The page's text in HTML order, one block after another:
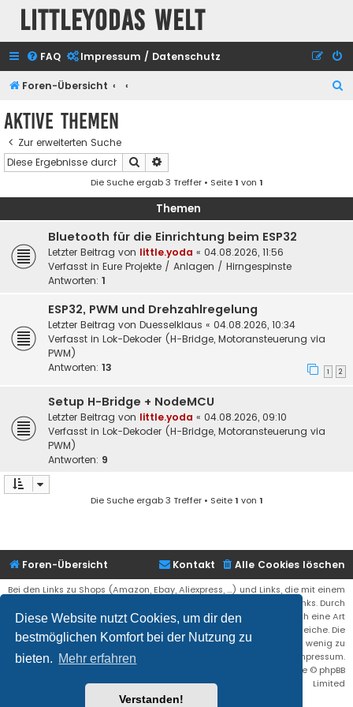
Diese Website nutzt Cookies, um dir den
bestmöglichen Komfort bei der Nutzung zu
bieten. Mehr erfahren
Verstanden!
Littleyodas Welt
FAQ Impressum / Datenschutz
Foren-Übersicht
Aktive Themen
Zur erweiterten Suche
Suche
Die Suche ergab 3 Treffer • Seite1 von 1
Themen
Bluetooth für die Einrichtung beim ESP32
Letzter Beitrag von little.yoda « 04.08.2026, 11:56
Verfasst in Eure Projekte / Anlagen / Hirngespinste
Antworten: 1
ESP32, PWM und Drehzahlregelung
Letzter Beitrag von Duesselklaus « 04.08.2026, 10:34
Verfasst in Lok-Dekoder (H-Bridge, Motoransteuerung via
PWM)
Antworten: 13 1 2
Setup H-Bridge + NodeMCU
Letzter Beitrag von little.yoda « 04.08.2026, 09:10
Verfasst in Lok-Dekoder (H-Bridge, Motoransteuerung via
PWM)
Antworten: 9
Die Suche ergab 3 Treffer • Seite1 von 1
Foren-Übersicht Alle Cookies löschen
Kontakt
Bei den Links zu Shops (Amazon, Ebay, Aliexpress, ...) und Links, die mit einem
Stern (*) markiert sind, kann es sich um sogenannte Affiliate Links. Durch
den Kauf eines Produktes über einen Affiliate Link erhälte ich eine Art
Umsatzbeteiligung gutgeschrieben. Für euch bleibt der Preis der gleiche. Die
Einnahmen helfen die Hostgebühren für diese Webseite ein wenig zu
reduzieren. Siehe auch das Impressum.
® Forum Software © phpBB
Limited